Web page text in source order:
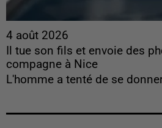
4 août 2026
Il tue son fils et envoie des
compagne à Nice
L'homme a tenté de se